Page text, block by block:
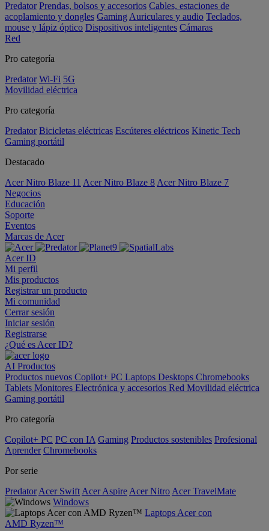
Predator Prendas, bolsos y accesorios Cables, estaciones de
acoplamiento y dongles Gaming Auriculares y audio Teclados,
mouse y lápiz óptico Dispositivos inteligentes Cámaras
Red
Pro categoría
Predator Wi-Fi 5G
Movilidad eléctrica
Pro categoría
Predator Bicicletas eléctricas Escúteres eléctricos Kinetic Tech
Gaming portátil
Destacado
Acer Nitro Blaze 11 Acer Nitro Blaze 8 Acer Nitro Blaze 7
Negocios
Educación
Soporte
Eventos
Marcas de Acer
Acer ID
Mi perfil
Mis productos
Registrar un producto
Mi comunidad
Cerrar sesión
Iniciar sesión
Registrarse
¿Qué es Acer ID?
AI Productos
Productos nuevos Copilot+ PC Laptops Desktops Chromebooks
Tablets Monitores Electrónica y accesorios Red Movilidad eléctrica
Gaming portátil
Pro categoría
Copilot+ PC PC con IA Gaming Productos sostenibles Profesional
Aprender Chromebooks
Por serie
Predator Acer Swift Acer Aspire Acer Nitro Acer TravelMate
Windows
Laptops Acer con
AMD Ryzen™